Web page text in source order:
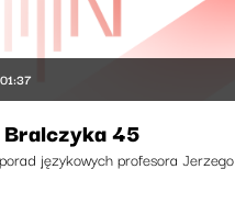
01:37
45
językowych profesora Jerzego